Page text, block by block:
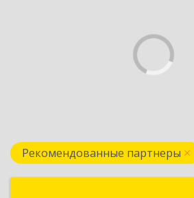
Рекомендованные партнеры